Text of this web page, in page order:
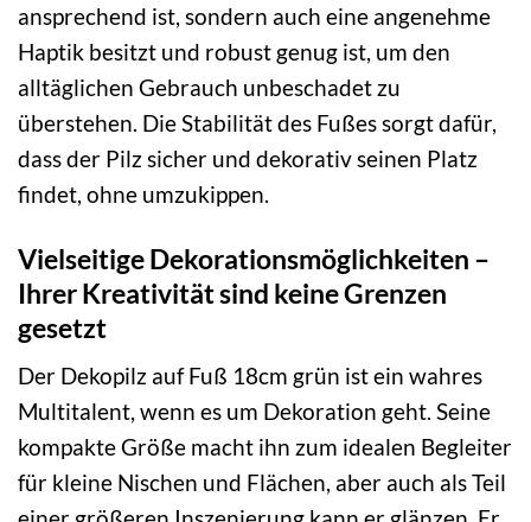
ansprechend ist, sondern auch eine angenehme
Haptik besitzt und robust genug ist, um den
alltäglichen Gebrauch unbeschadet zu
überstehen. Die Stabilität des Fußes sorgt dafür,
dass der Pilz sicher und dekorativ seinen Platz
findet, ohne umzukippen.
Vielseitige Dekorationsmöglichkeiten –
Ihrer Kreativität sind keine Grenzen
gesetzt
Der Dekopilz auf Fuß 18cm grün ist ein wahres
Multitalent, wenn es um Dekoration geht. Seine
kompakte Größe macht ihn zum idealen Begleiter
für kleine Nischen und Flächen, aber auch als Teil